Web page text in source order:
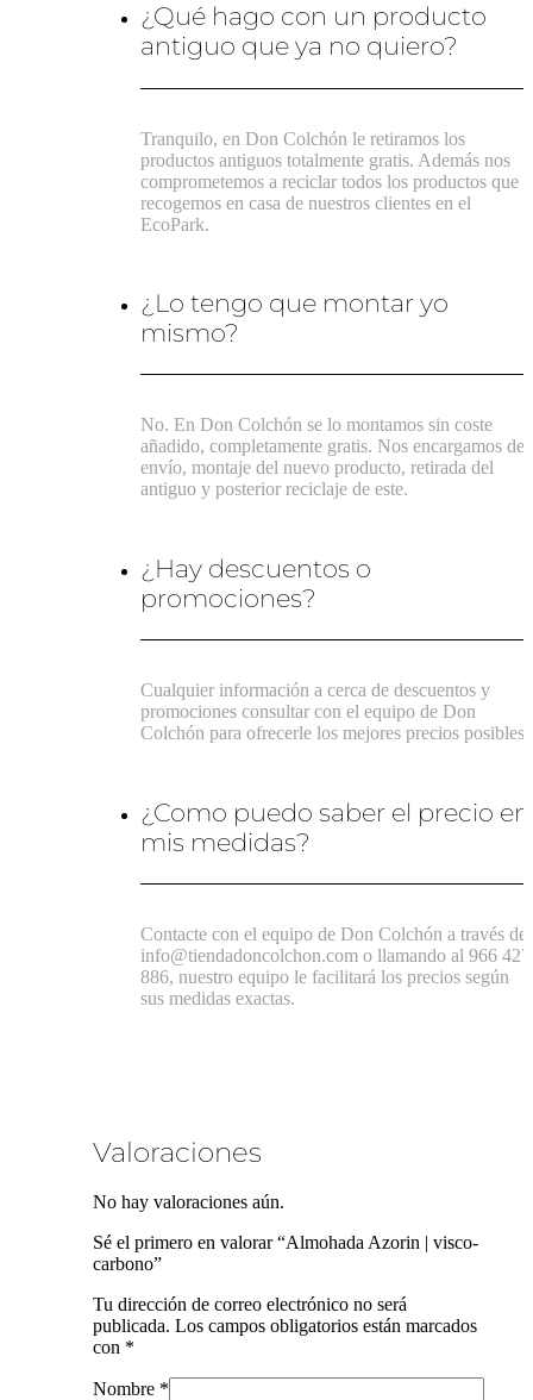
¿Qué hago con un producto
antiguo que ya no quiero?
Tranquilo, en Don Colchón le retiramos los
productos antiguos totalmente gratis. Además nos
comprometemos a reciclar todos los productos que
recogemos en casa de nuestros clientes en el
EcoPark.
¿Lo tengo que montar yo
mismo?
No. En Don Colchón se lo montamos sin coste
añadido, completamente gratis. Nos encargamos del
envío, montaje del nuevo producto, retirada del
antiguo y posterior reciclaje de este.
¿Hay descuentos o
promociones?
Cualquier información a cerca de descuentos y
promociones consultar con el equipo de Don
Colchón para ofrecerle los mejores precios posibles.
¿Como puedo saber el precio en
mis medidas?
Contacte con el equipo de Don Colchón a través de
info@tiendadoncolchon.com o llamando al 966 427
886, nuestro equipo le facilitará los precios según
sus medidas exactas.
Valoraciones
No hay valoraciones aún.
Sé el primero en valorar “Almohada Azorin | visco-
carbono”
Tu dirección de correo electrónico no será
publicada. Los campos obligatorios están marcados
con *
Nombre *